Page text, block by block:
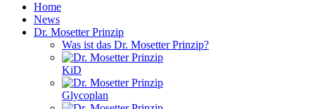
Home
News
Dr. Mosetter Prinzip
Was ist das Dr. Mosetter Prinzip?
KiD
Glycoplan